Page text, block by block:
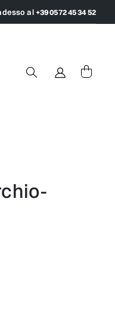
al +39 0572 45 34 52